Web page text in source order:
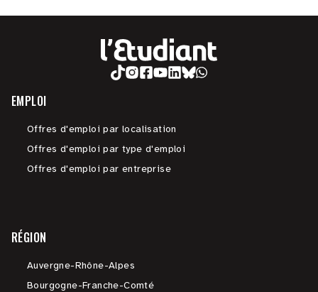
EMPLOI
Offres d'emploi par localisation
Offres d'emploi par type d'emploi
Offres d'emploi par entreprise
RÉGION
Auvergne-Rhône-Alpes
Bourgogne-Franche-Comté